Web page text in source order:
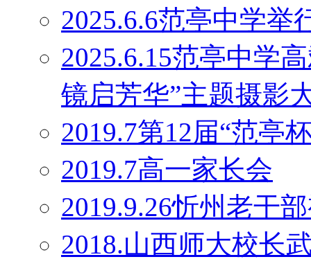
2025.6.6范亭中学举
2025.6.15范亭中学
镜启芳华”主题摄影
2019.7第12届“范亭
2019.7高一家长会
2019.9.26忻州老干
2018.山西师大校长